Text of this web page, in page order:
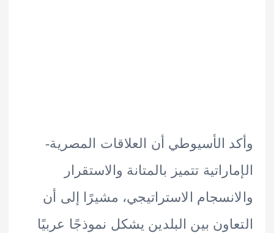
الأسيوطي أن العلاقات المصرية-
تتميز بالمتانة والاستقرار
الاستراتيجي، مشيرًا إلى أن
بين البلدين يشكل نموذجًا عربيًا